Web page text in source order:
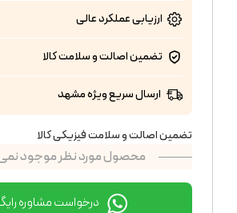
ارزیابی عملکردعالی
تضمین اصالت و سلامت کالا
ارسال سریع ویژه مشهد
تضمین اصالت و سلامت فیزیکی کالا
محصول مورد نظر موجود
درخواست مشاوره